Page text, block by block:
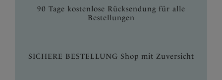
90 Tage kostenlose Rücksendung für alle
Bestellungen
SICHERE BESTELLUNG Shop mit Zuversicht